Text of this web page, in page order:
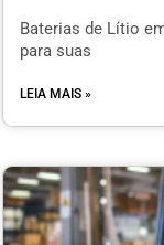
Baterias de Lítio
para suas
LEIA MAIS »